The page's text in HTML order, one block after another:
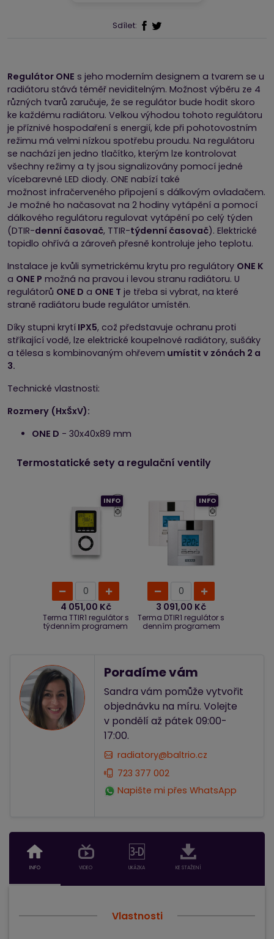
Sdílet:
Regulátor ONE s jeho moderním designem a tvarem se u
radiátoru stává téměř neviditelným. Možnost výběru ze 4
různých tvarů zaručuje, že se regulátor bude hodit skoro
ke každému radiátoru. Velkou výhodou tohoto regulátoru
je příznivé hospodaření s energií, kde při pohotovostním
režimu má velmi nízkou spotřebu proudu. Na regulátoru
se nachází jen jedno tlačítko, kterým lze kontrolovat
všechny režimy a ty jsou signalizovány pomocí jedné
vícebarevné LED diody. ONE nabízí také
možnost infračerveného připojení s dálkovým ovladačem.
Je možné ho načasovat na 2 hodiny vytápění a pomocí
dálkového regulátoru regulovat vytápění po celý týden
(DTIR-denní časovač, TTIR-týdenní časovač). Elektrické
topidlo ohřívá a zároveň přesně kontroluje jeho teplotu.
Instalace je kvůli symetrickému krytu pro regulátory ONE K
a ONE P možná na pravou i levou stranu radiátoru. U
regulátorů ONE D a ONE T je třeba si vybrat, na které
straně radiátoru bude regulátor umístěn.
Díky stupni krytí IPX5, což představuje ochranu proti
stříkající vodě, lze elektrické koupelnové radiátory, sušáky
a tělesa s kombinovaným ohřevem umístit v zónách 2 a
3.
Technické vlastnosti:
Rozmery (HxŠxV):
ONE D - 30x40x89 mm
Termostatické sety a regulační ventily
INFO
4 051,00 Kč
Terma TTIR1 regulátor s
týdenním programem
INFO
3 091,00 Kč
Terma DTIR1 regulátor s
denním programem
Poradíme vám
Sandra vám pomůže vytvořit
objednávku na míru. Volejte
v pondělí až pátek 09:00-
17:00.
radiatory@baltrio.cz
723 377 002
Napište mi přes WhatsApp
INFO VIDEO UKÁZKA KE STAŽENÍ
Vlastnosti